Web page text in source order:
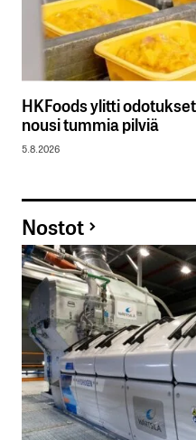
HKFoods ylitti
nousi tummia pilviä
5.8.2026
Nostot